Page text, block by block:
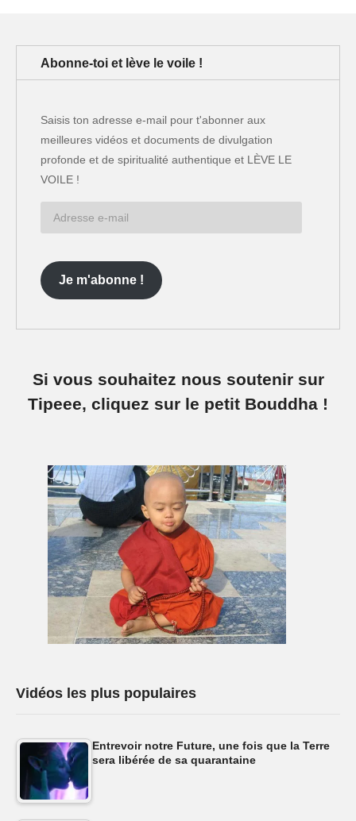
Abonne-toi et lève le voile !
Saisis ton adresse e-mail pour t'abonner aux
meilleures vidéos et documents de divulgation
profonde et de spiritualité authentique et LÈVE LE
VOILE !
Je m'abonne !
Si vous souhaitez nous soutenir sur
Tipeee, cliquez sur le petit Bouddha !
Vidéos les plus populaires
Entrevoir notre Future, une fois que la Terre
sera libérée de sa quarantaine